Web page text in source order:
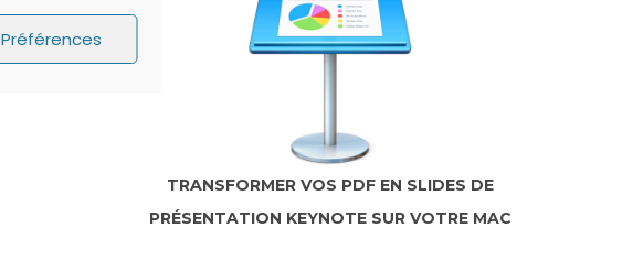
Préférences
TRANSFORMER VOS PDF EN SLIDES DE
PRÉSENTATION KEYNOTE SUR VOTRE MAC